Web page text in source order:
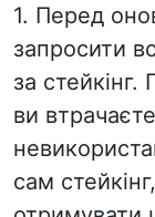
1. Перед
запросити
за стейкінг.
ви
сам